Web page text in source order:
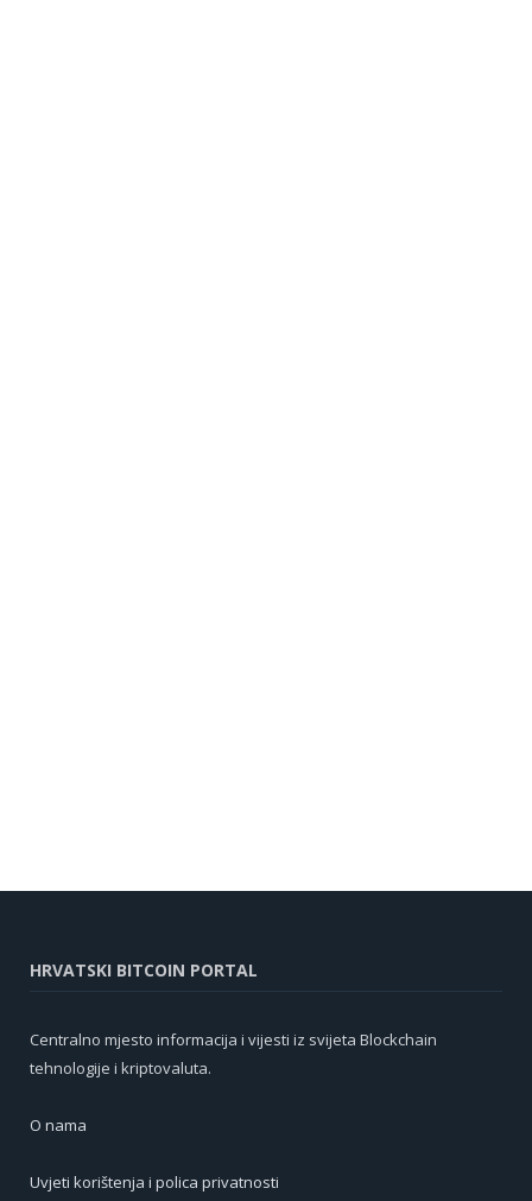
HRVATSKI BITCOIN PORTAL
Centralno mjesto informacija i vijesti iz svijeta Blockchain
tehnologije i kriptovaluta.
O nama
Uvjeti korištenja i polica privatnosti